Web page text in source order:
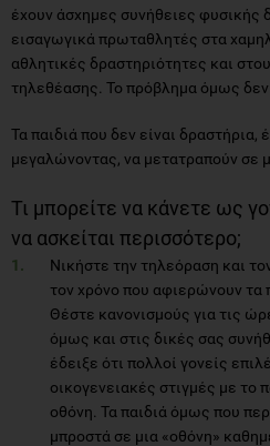
έχουν άσχημες συνήθειες φυσικής
εισαγωγικά πρωταθλητές στα
αθλητικές δραστηριότητες και
τηλεθέασης. Το πρόβλημα όμως δεν
Τα παιδιά που δεν είναι δραστήρια,
μεγαλώνοντας, να μετατραπούν σε
Τι μπορείτε να κάνετε ως
να ασκείται περισσότερο;
Νικήστε την τηλεόραση και
τον χρόνο που αφιερώνουν τα
Θέστε κανονισμούς για τις
όμως και στις δικές σας
έδειξε ότι πολλοί γονείς
οικογενειακές στιγμές με το
οθόνη. Τα παιδιά όμως που
μπροστά σε μια «οθόνη»